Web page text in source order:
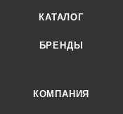
КАТАЛОГ
БРЕНДЫ
КОМПАНИЯ